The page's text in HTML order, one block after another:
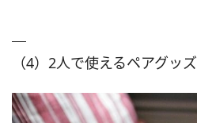
（4）2人で使えるペアグッズ